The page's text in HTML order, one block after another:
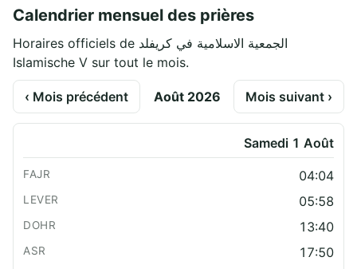
Calendrier mensuel des prières
Horaires officiels de الجمعية الاسلامية في كريفلد
Islamische V sur tout le mois.
‹ Mois précédent Août 2026 Mois suivant ›
Samedi 1 Août
04:04
05:58
13:40
17:50